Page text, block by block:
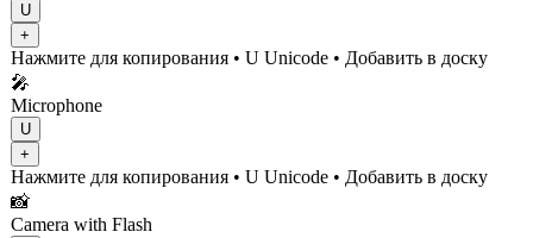
U
+
Нажмите для копирования • U Unicode • Добавить в доску
🎤
Microphone
U
+
Нажмите для копирования • U Unicode • Добавить в доску
📸
Camera with Flash